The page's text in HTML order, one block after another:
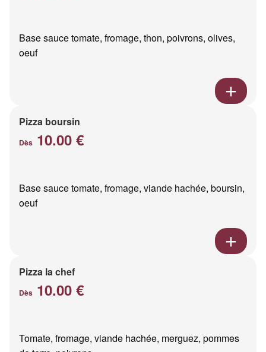
Base sauce tomate, fromage, thon, poivrons, olives,
oeuf
Pizza boursin
Dès 10.00 €
Base sauce tomate, fromage, viande hachée, boursin,
oeuf
Pizza la chef
Dès 10.00 €
Tomate, fromage, viande hachée, merguez, pommes